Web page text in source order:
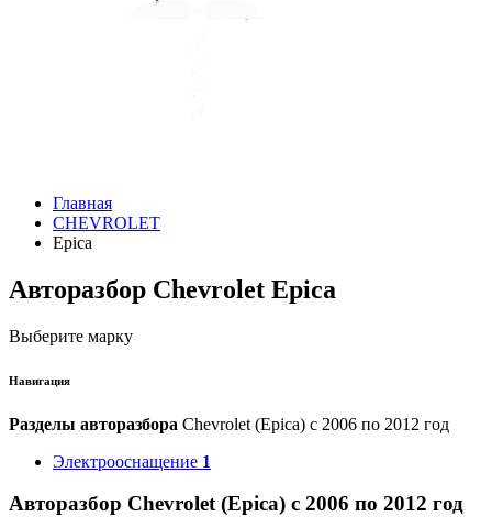
Главная
CHEVROLET
Epica
Авторазбор Chevrolet Epica
Выберите марку
Навигация
Разделы авторазбора Chevrolet (Epica) с 2006 по 2012 год
Электрооснащение 1
Авторазбор Chevrolet (Epica) с 2006 по 2012 год